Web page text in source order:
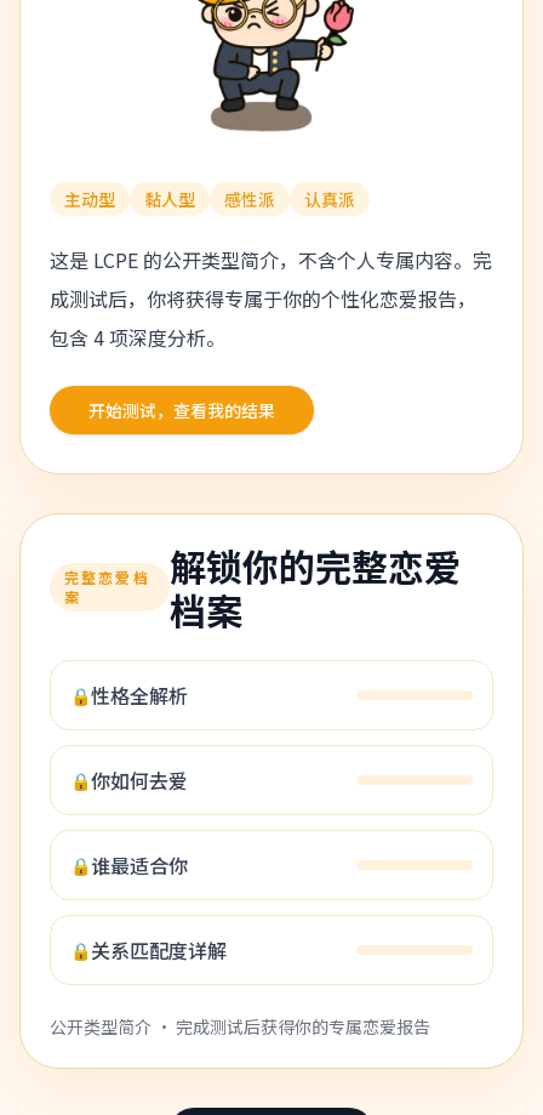
主动型 黏人型 感性派 认真派
这是 LCPE 的公开类型简介，不含个人专属内容。完
成测试后，你将获得专属于你的个性化恋爱报告，
包含 4 项深度分析。
开始测试，查看我的结果
完整恋爱档
案
解锁你的完整恋爱
档案
🔒性格全解析
🔒你如何去爱
🔒 谁最适合你
🔒 关系匹配度详解
公开类型简介 · 完成测试后获得你的专属恋爱报告